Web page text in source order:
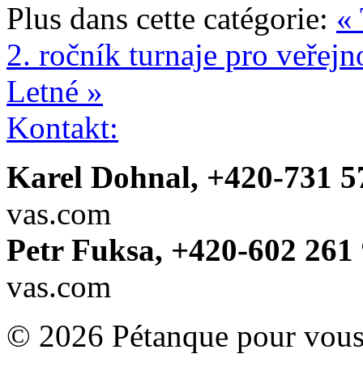
Plus dans cette catégorie: «
2. ročník turnaje pro
Letné »
Kontakt:
Karel Dohnal, +420-731
vas.com
Petr Fuksa, +420-602 261
vas.com
© 2026 Pétanque pour